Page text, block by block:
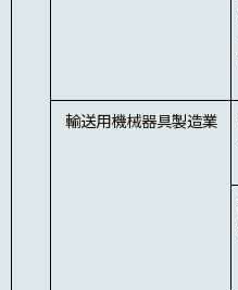
輸送用機械器具製造業